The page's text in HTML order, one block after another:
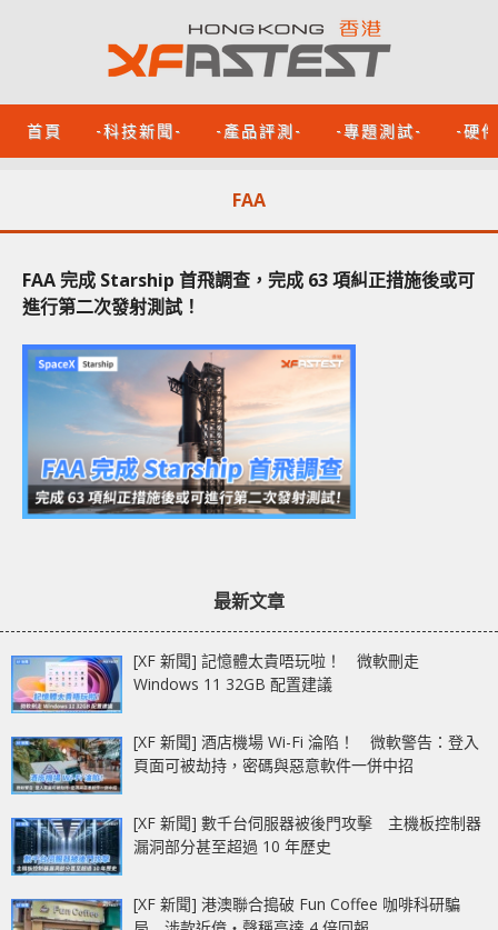
首頁 -科技新聞- -產品評測- -專題測試- -硬
FAA
FAA 完成 Starship 首飛調查，完成 63 項糾正措施後或可
進行第二次發射測試！
最新文章
[XF 新聞] 記憶體太貴唔玩啦！ 微軟刪走
Windows 11 32GB 配置建議
[XF 新聞] 酒店機場 Wi-Fi 淪陷！ 微軟警告：登入
頁面可被劫持，密碼與惡意軟件一併中招
[XF 新聞] 數千台伺服器被後門攻擊 主機板控制器
漏洞部分甚至超過 10 年歷史
[XF 新聞] 港澳聯合搗破 Fun Coffee 咖啡科研騙